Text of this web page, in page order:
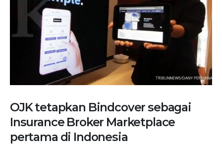
OJK tetapkan Bindcover sebagai
Insurance Broker Marketplace
pertama di Indonesia